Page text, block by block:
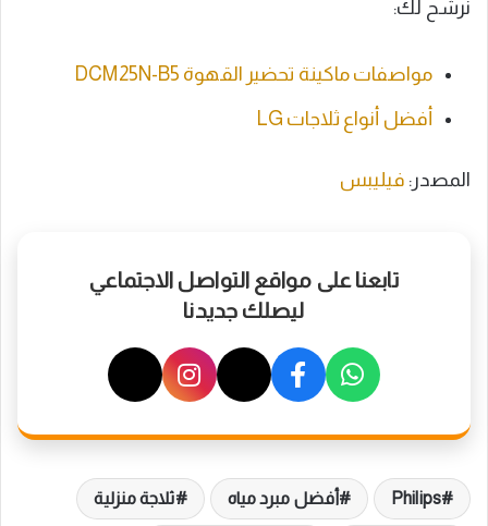
نرشح لك:
مواصفات ماكينة تحضير القهوة DCM25N-B5
أفضل أنواع ثلاجات LG
المصدر: فيليبس
تابعنا على مواقع التواصل الاجتماعي
ليصلك جديدنا
Philips أفضل مبرد مياه ثلاجة منزلية